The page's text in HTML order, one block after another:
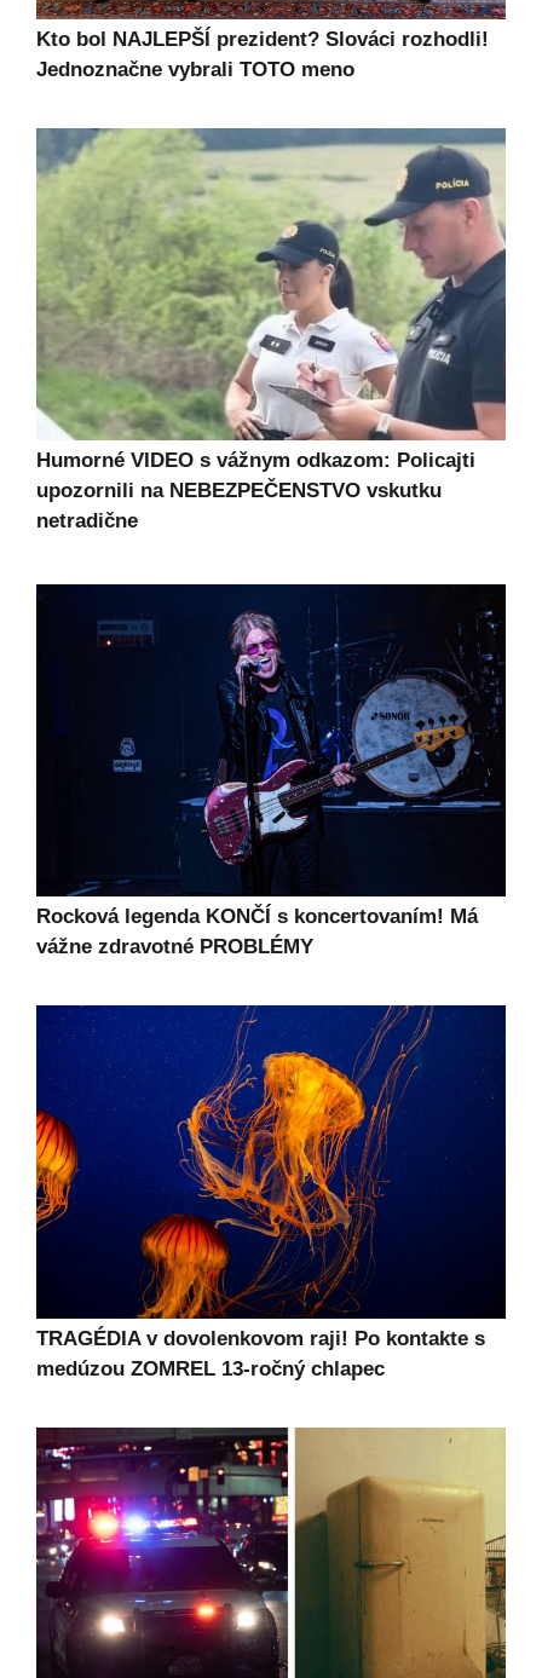
Kto bol NAJLEPŠÍ prezident? Slováci rozhodli!
Jednoznačne vybrali TOTO meno
Humorné VIDEO s vážnym odkazom: Policajti
upozornili na NEBEZPEČENSTVO vskutku
netradične
Rocková legenda KONČÍ s koncertovaním! Má
vážne zdravotné PROBLÉMY
TRAGÉDIA v dovolenkovom raji! Po kontakte s
medúzou ZOMREL 13-ročný chlapec